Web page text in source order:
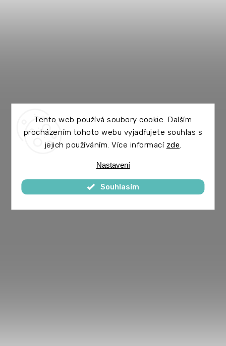
Tento web používá soubory cookie. Dalším
procházením tohoto webu vyjadřujete souhlas s
jejich používáním. Více informací zde.
Nastavení
Souhlasím